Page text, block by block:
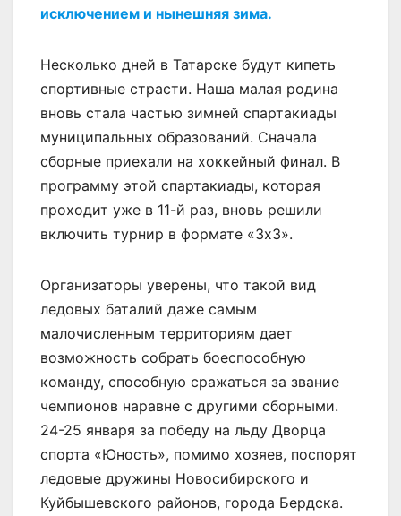
исключением и нынешняя зима.
Несколько дней в Татарске будут кипеть
спортивные страсти. Наша малая родина
вновь стала частью зимней спартакиады
муниципальных образований. Сначала
сборные приехали на хоккейный финал. В
программу этой спартакиады, которая
проходит уже в 11-й раз, вновь решили
включить турнир в формате «3х3».
Организаторы уверены, что такой вид
ледовых баталий даже самым
малочисленным территориям дает
возможность собрать боеспособную
команду, способную сражаться за звание
чемпионов наравне с другими сборными.
24-25 января за победу на льду Дворца
спорта «Юность», помимо хозяев, поспорят
ледовые дружины Новосибирского и
Куйбышевского районов, города Бердска.